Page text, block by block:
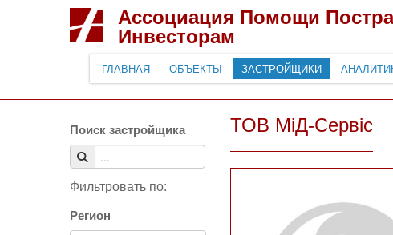
Ассоциация Помощи
Инвесторам
ГЛАВНАЯ ОБЪЕКТЫ ЗАСТРОЙЩИКИ
Поиск застройщика
Фильтровать по:
Регион
ТОВ МіД-Сервіс